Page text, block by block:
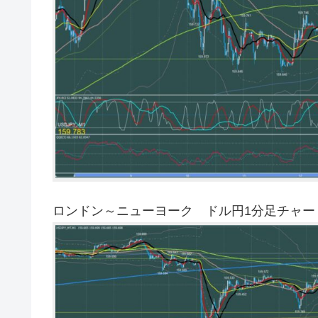
ロンドン～ニューヨーク ドル円1分足チャー